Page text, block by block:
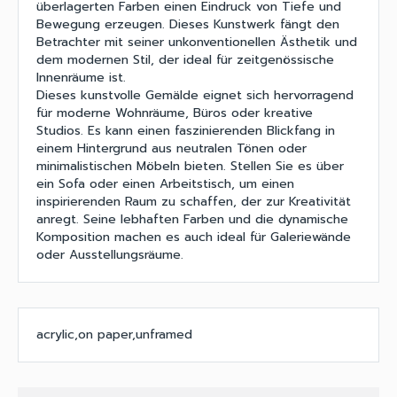
überlagerten Farben einen Eindruck von Tiefe und
Bewegung erzeugen. Dieses Kunstwerk fängt den
Betrachter mit seiner unkonventionellen Ästhetik und
dem modernen Stil, der ideal für zeitgenössische
Innenräume ist.
Dieses kunstvolle Gemälde eignet sich hervorragend
für moderne Wohnräume, Büros oder kreative
Studios. Es kann einen faszinierenden Blickfang in
einem Hintergrund aus neutralen Tönen oder
minimalistischen Möbeln bieten. Stellen Sie es über
ein Sofa oder einen Arbeitstisch, um einen
inspirierenden Raum zu schaffen, der zur Kreativität
anregt. Seine lebhaften Farben und die dynamische
Komposition machen es auch ideal für Galeriewände
oder Ausstellungsräume.
acrylic,on paper,unframed